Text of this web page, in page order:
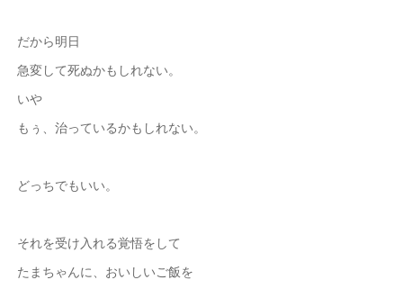
だから明日
急変して死ぬかもしれない。
いや
もぅ、治っているかもしれない。
どっちでもいい。
それを受け入れる覚悟をして
たまちゃんに、おいしいご飯を